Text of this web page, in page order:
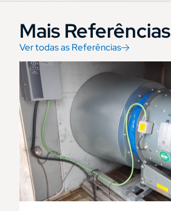
Mais Referências
Ver todas as Referências